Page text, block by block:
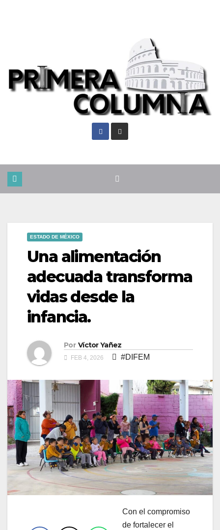
ESTADO DE MÉXICO
Una alimentación
adecuada transforma
vidas desde la
infancia.
Por Víctor Yañez
FEB 4, 2026 #DIFEM
Con el compromiso
de fortalecer el